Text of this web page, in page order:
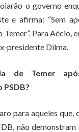
o governo
e afirma: “Sem
Para Aécio,
presidente Dilma.
de Temer
PSDB?
para aqueles que,
não